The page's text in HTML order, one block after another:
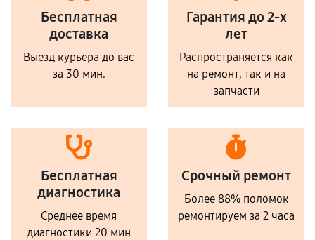
Бесплатная
доставка
Выезд курьера до вас
за 30 мин.
Гарантия до 2-х
лет
Распространяется как
на ремонт, так и на
запчасти
Бесплатная
диагностика
Среднее время
диагностики 20 мин
Срочный ремонт
Более 88% поломок
ремонтируем за 2 часа